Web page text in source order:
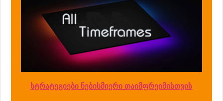
სტრატეგიები ნებისმიერი თაიმფრეიმისთვის